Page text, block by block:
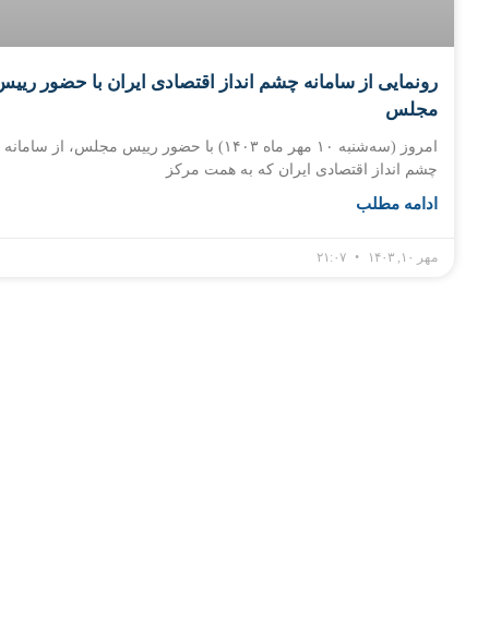
رونمایی از سامانه چشم انداز اقتصادی ایران با حضور
مجلس
امروز (سه‌شنبه ۱۰ مهر ماه ۱۴۰۳) با حضور رییس مجلس، از سامانه
چشم انداز اقتصادی ایران که به همت مرکز
ادامه مطلب
مهر ۱۰, ۱۴۰۳